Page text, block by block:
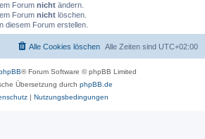
Forum nicht ändern.
Forum nicht löschen.
diesem Forum erstellen.
Alle Zeiten sind UTC+02:00
Alle Cookies löschen
® Forum Software © phpBB Limited
Übersetzung durch phpBB.de
| Nutzungsbedingungen